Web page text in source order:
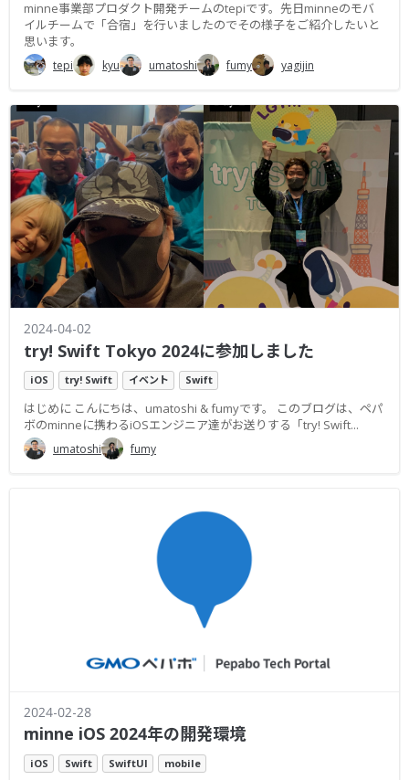
minne事業部プロダクト開発チームのtepiです。先日minneのモバ
イルチームで「合宿」を行いましたのでその様子をご紹介したいと
思います。
tepi kyu umatoshi fumy yagijin
2024-04-02
try! Swift Tokyo 2024に参加しました
iOS try! Swift イベント Swift
はじめに こんにちは、umatoshi & fumyです。 このブログは、ペパ
ボのminneに携わるiOSエンジニア達がお送りする「try! Swift...
umatoshi fumy
2024-02-28
minne iOS 2024年の開発環境
iOS Swift SwiftUI mobile